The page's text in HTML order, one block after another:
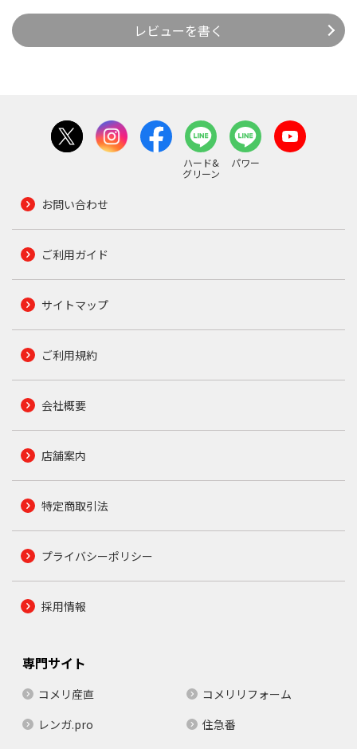
レビューを書く
ハード&
グリーン
パワー
お問い合わせ
ご利用ガイド
サイトマップ
ご利用規約
会社概要
店舗案内
特定商取引法
プライバシーポリシー
採用情報
専門サイト
コメリ産直
コメリリフォーム
レンガ.pro
住急番